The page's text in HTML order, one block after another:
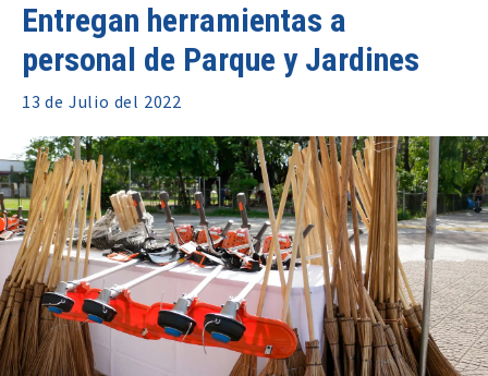
Entregan herramientas a
personal de Parque y Jardines
13 de Julio del 2022